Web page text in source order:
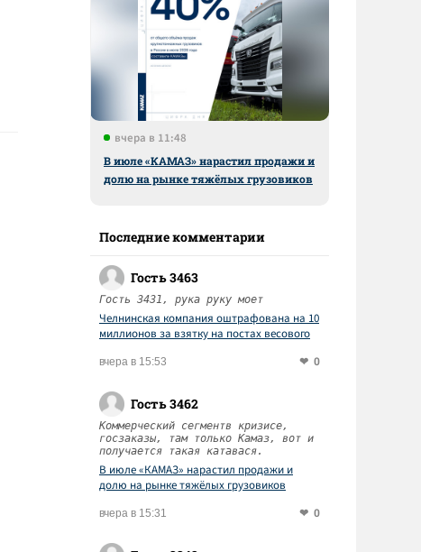
вчера в 11:48
В июле «КАМАЗ» нарастил продажи и
долю на рынке тяжёлых грузовиков
Последние комментарии
Гость 3463
Гость 3431, рука руку моет
Челнинская компания оштрафована на 10
миллионов за взятку на постах весового
вчера в 15:53 0
Гость 3462
Коммерческий сегментв кризисе,
госзаказы, там только Камаз, вот и
получается такая катавася.
В июле «КАМАЗ» нарастил продажи и
долю на рынке тяжёлых грузовиков
вчера в 15:31 0